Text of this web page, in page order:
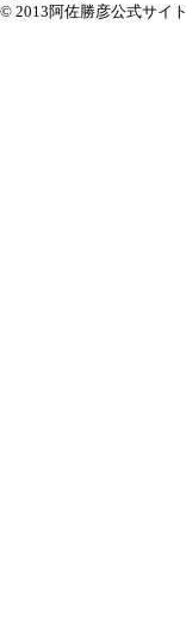
© 2013阿佐勝彦公式サイト